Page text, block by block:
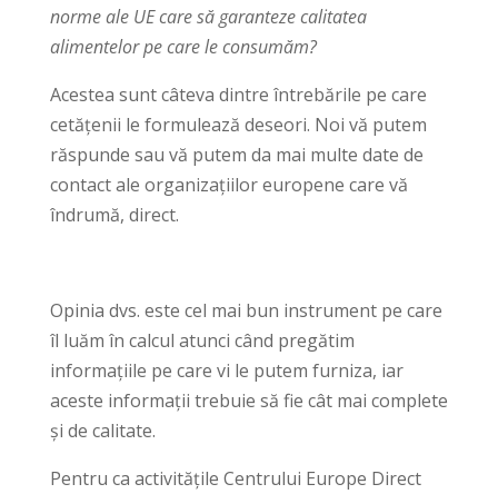
norme ale UE care să garanteze calitatea
alimentelor pe care le consumăm?
Acestea sunt câteva dintre întrebările pe care
cetățenii le formulează deseori. Noi vă putem
răspunde sau vă putem da mai multe date de
contact ale organizațiilor europene care vă
îndrumă, direct.
Opinia dvs. este cel mai bun instrument pe care
îl luăm în calcul atunci când pregătim
informațiile pe care vi le putem furniza, iar
aceste informații trebuie să fie cât mai complete
și de calitate.
Pentru ca activitățile Centrului Europe Direct